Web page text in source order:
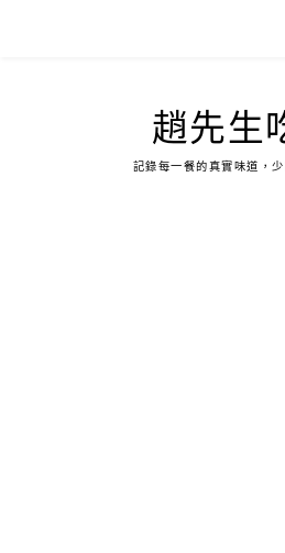
趙先生
記錄每一餐的真實味道，少